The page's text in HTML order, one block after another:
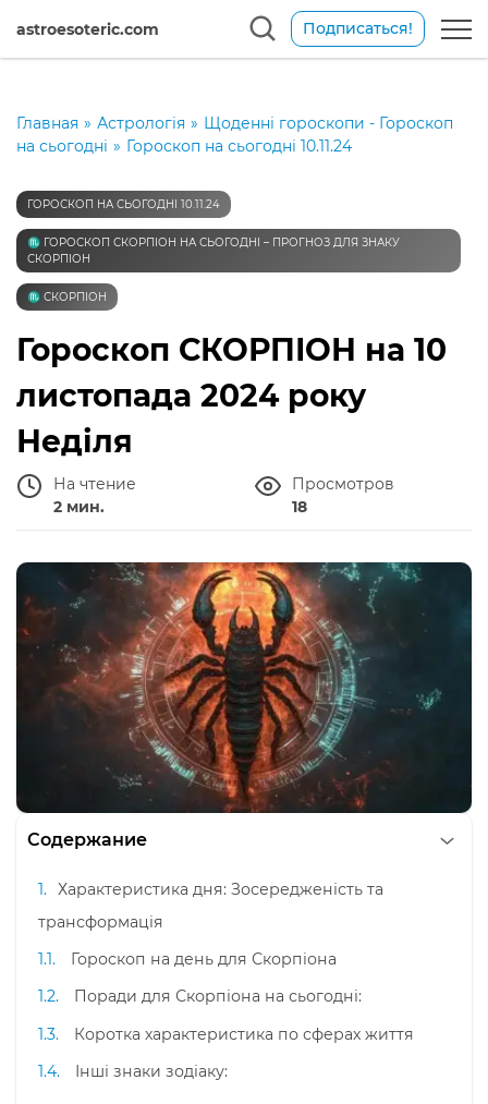
astroesoteric.com Подписаться!
Главная » Астрологія » Щоденні гороскопи - Гороскоп
на сьогодні » Гороскоп на сьогодні 10.11.24
ГОРОСКОП НА СЬОГОДНІ 10.11.24
♏️ ГОРОСКОП СКОРПІОН НА СЬОГОДНІ – ПРОГНОЗ ДЛЯ ЗНАКУ
СКОРПІОН
♏️ СКОРПІОН
Гороскоп СКОРПІОН на 10
листопада 2024 року
Неділя
На чтение
2 мин.
Просмотров
18
Содержание
Характеристика дня: Зосередженість та
трансформація
Гороскоп на день для Скорпіона
Поради для Скорпіона на сьогодні:
Коротка характеристика по сферах життя
Інші знаки зодіаку: